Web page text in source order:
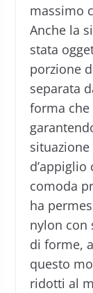
massimo
Anche la
stata
porzione
separata
forma
comoda
ha
nylon con
di forme,
questo
ridotti al